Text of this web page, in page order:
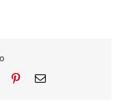
PinterestEmail